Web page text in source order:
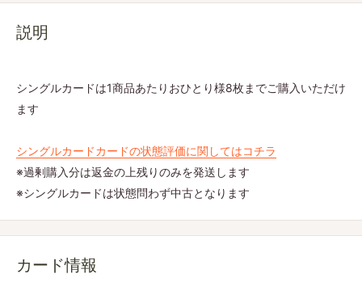
説明
シングルカードは1商品あたりおひとり様8枚までご購入いただけ
ます
シングルカードカードの状態評価に関してはコチラ
※過剰購入分は返金の上残りのみを発送します
※シングルカードは状態問わず中古となります
カード情報